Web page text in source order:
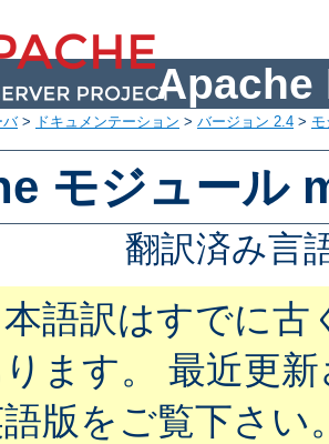
Apache
バ> ドキュメンテーション > バージョン 2.4 >
モジュール
翻訳済み言
語訳はすでに古
ます。 最近更
版をご覧下さい